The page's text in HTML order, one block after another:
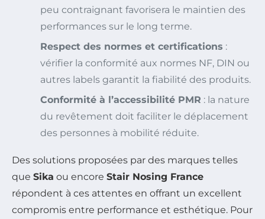
peu contraignant favorisera le maintien des
performances sur le long terme.
Respect des normes et certifications :
vérifier la conformité aux normes NF, DIN ou
autres labels garantit la fiabilité des produits.
Conformité à l’accessibilité PMR : la nature
du revêtement doit faciliter le déplacement
des personnes à mobilité réduite.
Des solutions proposées par des marques telles
que Sika ou encore Stair Nosing France
répondent à ces attentes en offrant un excellent
compromis entre performance et esthétique. Pour